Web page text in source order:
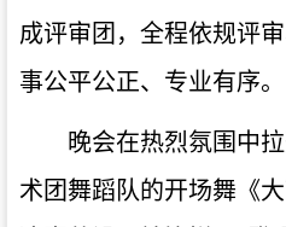
成评审团，全程依规评
事公平公正、专业有序。
晚会在热烈氛围中
术团舞蹈队的开场舞《